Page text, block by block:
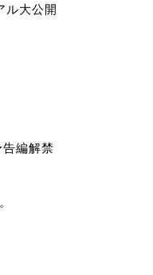
ル大公開
告編解禁